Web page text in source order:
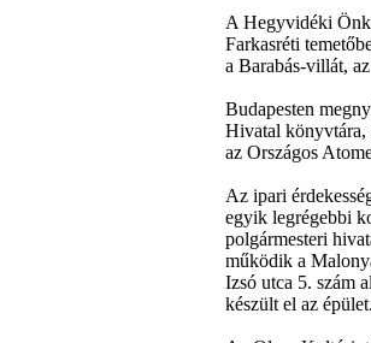
A Hegyvidéki
Farkasréti
a Barabás-villát,
Budapesten
Hivatal könyvtára,
az Országos
Az ipari
egyik legrégebbi
polgármesteri
működik a
Izsó utca 5. szám
készült el az épület.